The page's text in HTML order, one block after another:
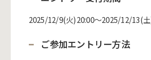
2025/12/9(火)20:00〜2025/12/13(
ご参加エントリー方法